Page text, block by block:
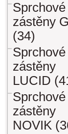
Sprchové
zástěny
(34)
Sprchové
zástěny
LUCID
Sprchové
zástěny
NOVIK